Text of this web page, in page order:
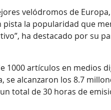
velódromos de
la popularidad que
ha destacado por su
1000 artículos en medios
se alcanzaron los 8.7
total de 30 horas de